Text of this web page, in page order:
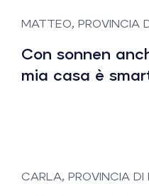
MATTEO, PROVINCIA
Con sonnen
mia casa è
CARLA, PROVINCIA DI